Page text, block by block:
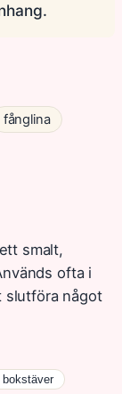
fånglina
smalt,
ofta i
slutföra något
bokstäver